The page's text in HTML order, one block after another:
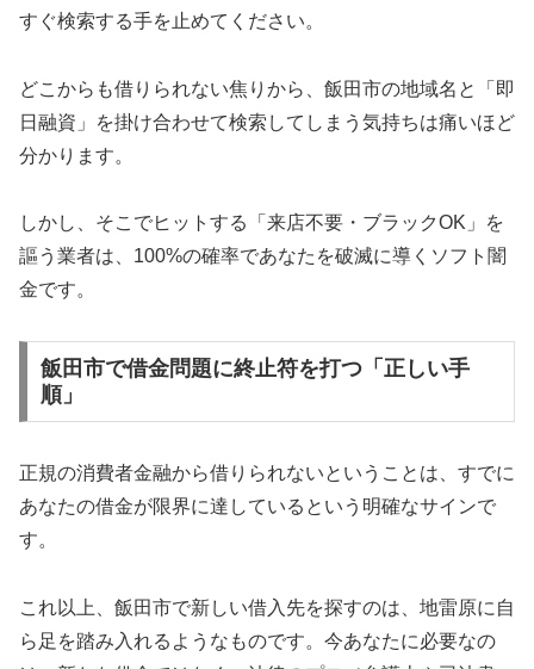
すぐ検索する手を止めてください。
どこからも借りられない焦りから、飯田市の地域名と「即
日融資」を掛け合わせて検索してしまう気持ちは痛いほど
分かります。
しかし、そこでヒットする「来店不要・ブラックOK」を
謳う業者は、100%の確率であなたを破滅に導くソフト闇
金です。
飯田市で借金問題に終止符を打つ「正しい手
順」
正規の消費者金融から借りられないということは、すでに
あなたの借金が限界に達しているという明確なサインで
す。
これ以上、飯田市で新しい借入先を探すのは、地雷原に自
ら足を踏み入れるようなものです。今あなたに必要なの